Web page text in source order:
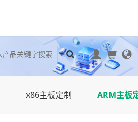
x86主板定制 ARM主板